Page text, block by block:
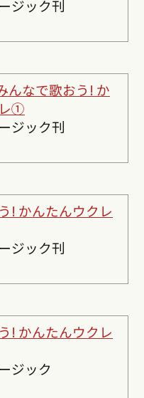
ジック刊
んなで歌おう! か
①
ジック刊
! かんたんウクレ
ジック刊
! かんたんウクレ
ジック